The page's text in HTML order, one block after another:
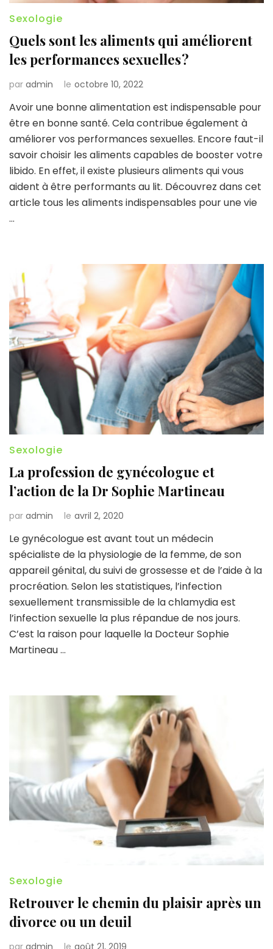
Sexologie
Quels sont les aliments qui améliorent
les performances sexuelles ?
par admin le octobre 10, 2022
Avoir une bonne alimentation est indispensable pour
être en bonne santé. Cela contribue également à
améliorer vos performances sexuelles. Encore faut-il
savoir choisir les aliments capables de booster votre
libido. En effet, il existe plusieurs aliments qui vous
aident à être performants au lit. Découvrez dans cet
article tous les aliments indispensables pour une vie
…
Sexologie
La profession de gynécologue et
l’action de la Dr Sophie Martineau
par admin le avril 2, 2020
Le gynécologue est avant tout un médecin
spécialiste de la physiologie de la femme, de son
appareil génital, du suivi de grossesse et de l’aide à la
procréation. Selon les statistiques, l’infection
sexuellement transmissible de la chlamydia est
l’infection sexuelle la plus répandue de nos jours.
C’est la raison pour laquelle la Docteur Sophie
Martineau …
Sexologie
Retrouver le chemin du plaisir après un
divorce ou un deuil